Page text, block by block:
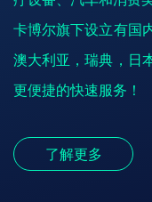
卡博尔旗下设立有国
澳大利亚，瑞典，日
更便捷的快速服务！
了解更多